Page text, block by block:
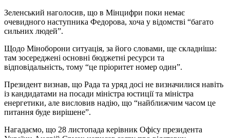
Зеленський наголосив, що в Мінцифри поки немає
очевидного наступника Федорова, хоча у відомстві “багато
сильних людей”.
Щодо Міноборони ситуація, за його словами, ще складніша:
там зосереджені основні бюджетні ресурси та
відповідальність, тому “це пріоритет номер один”.
Президент визнав, що Рада та уряд досі не визначилися навіть
із кандидатами на посади міністра юстиції та міністра
енергетики, але висловив надію, що “найближчим часом це
питання буде вирішене”.
Нагадаємо, що 28 листопада керівник Офісу президента